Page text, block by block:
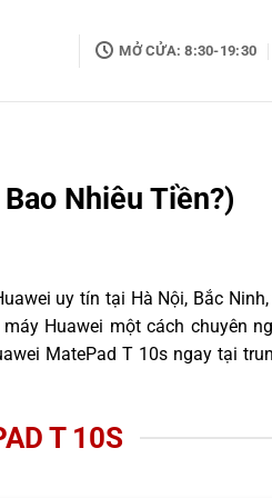
MỞ CỬA: 8:30-19:30
Nhiêu Tiền?)
uy tín tại Hà Nội, Bắc Ninh,
Huawei một cách chuyên
MatePad T 10s ngay tại
T 10S